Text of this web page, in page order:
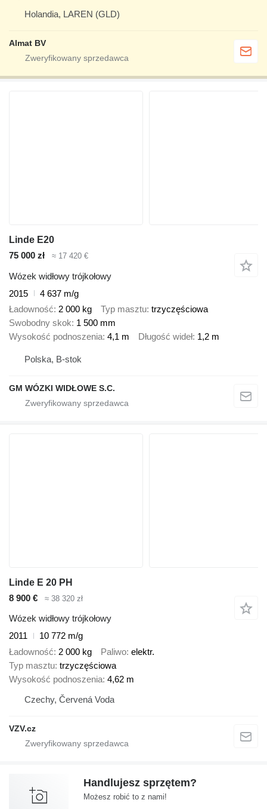
Holandia, LAREN (GLD)
Almat BV
Linde E20
75 000 zł
≈ 17 420 €
Wózek widłowy trójkołowy
2015
4 637 m/g
Ładowność 2 000 kg Typ masztu trzyczęściowa
Swobodny skok 1 500 mm
Wysokość podnoszenia 4,1 m Długość wideł 1,2 m
Polska, B-stok
GM WÓZKI WIDŁOWE S.C.
Linde E 20 PH
8 900 €
≈ 38 320 zł
Wózek widłowy trójkołowy
2011
10 772 m/g
Ładowność 2 000 kg Paliwo elektr.
Typ masztu trzyczęściowa
Wysokość podnoszenia 4,62 m
Czechy, Červená Voda
VZV.cz
Handlujesz sprzętem?
Możesz robić to z nami!